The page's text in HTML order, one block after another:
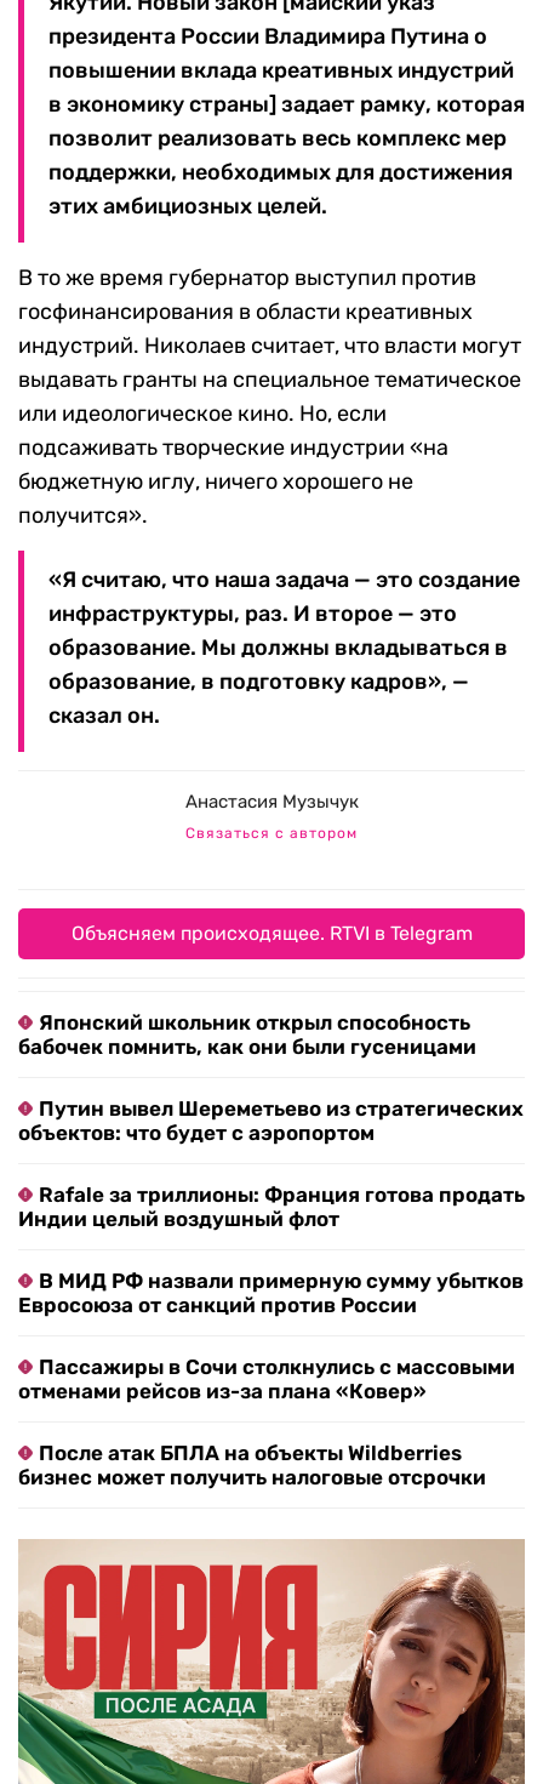
президента России Владимира Путина о
повышении вклада креативных индустрий
в экономику страны] задает рамку, которая
позволит реализовать весь комплекс мер
поддержки, необходимых для достижения
этих амбициозных целей.
В то же время губернатор выступил против
госфинансирования в области креативных
индустрий. Николаев считает, что власти могут
выдавать гранты на специальное тематическое
или идеологическое кино. Но, если
подсаживать творческие индустрии «на
бюджетную иглу, ничего хорошего не
получится».
«Я считаю, что наша задача — это создание
инфраструктуры, раз. И второе — это
образование. Мы должны вкладываться в
образование, в подготовку кадров», —
сказал он.
Анастасия Музычук
Связаться с автором
Объясняем происходящее. RTVI в Telegram
Японский школьник открыл способность
бабочек помнить, как они были гусеницами
Путин вывел Шереметьево из стратегических
объектов: что будет с аэропортом
Rafale за триллионы: Франция готова продать
Индии целый воздушный флот
В МИД РФ назвали примерную сумму убытков
Евросоюза от санкций против России
Пассажиры в Сочи столкнулись с массовыми
отменами рейсов из-за плана «Ковер»
После атак БПЛА на объекты Wildberries
бизнес может получить налоговые отсрочки